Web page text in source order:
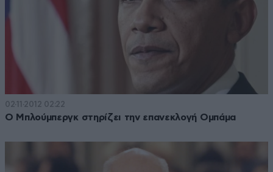
02·11·2012 02:22
Ο Μπλούμπεργκ στηρίζει την επανεκλογή Ομπάμα